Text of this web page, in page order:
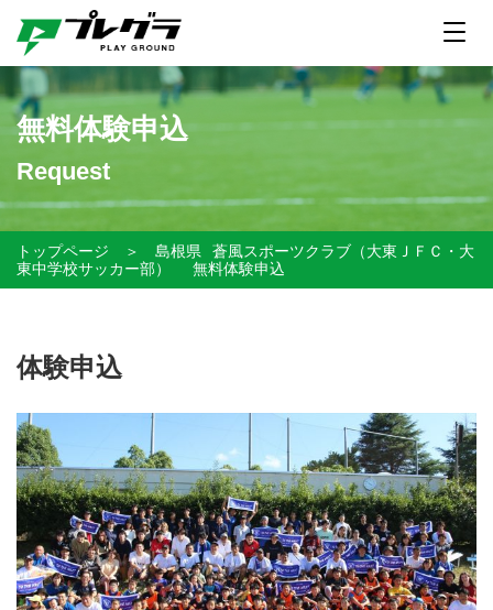
無料体験申込
Request
トップページ ＞ 島根県
蒼風スポーツクラブ（大東ＪＦＣ・大
東中学校サッカー部）
無料体験申込
体験申込